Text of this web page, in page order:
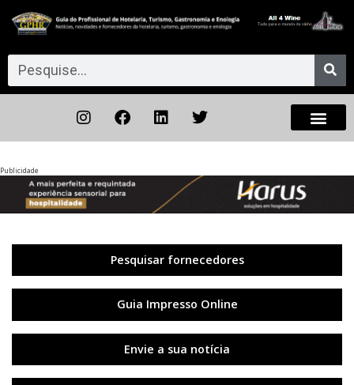
Publicidade
Pesquisar fornecedores
Guia Impresso Online
Envie a sua notícia